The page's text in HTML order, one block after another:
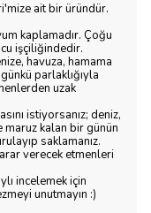
ait bir üründür.
kaplamadır. Çoğu
işçiliğindedir.
havuza, hamama
parlaklığıyla
uzak
istiyorsanız; deniz,
maruz kalan bir günün
saklamanız.
verecek etmenleri
incelemek için
unutmayın :)